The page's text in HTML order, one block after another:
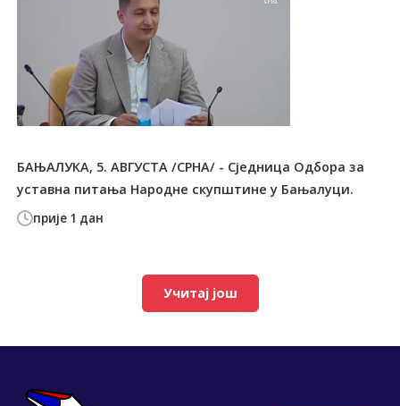
прије 1 дан
БАЊАЛУКА, 5. АВГУСТА /СРНА/ - Сједница Одбора за
уставна питања Народне скупштине у Бањалуци.
Учитај још